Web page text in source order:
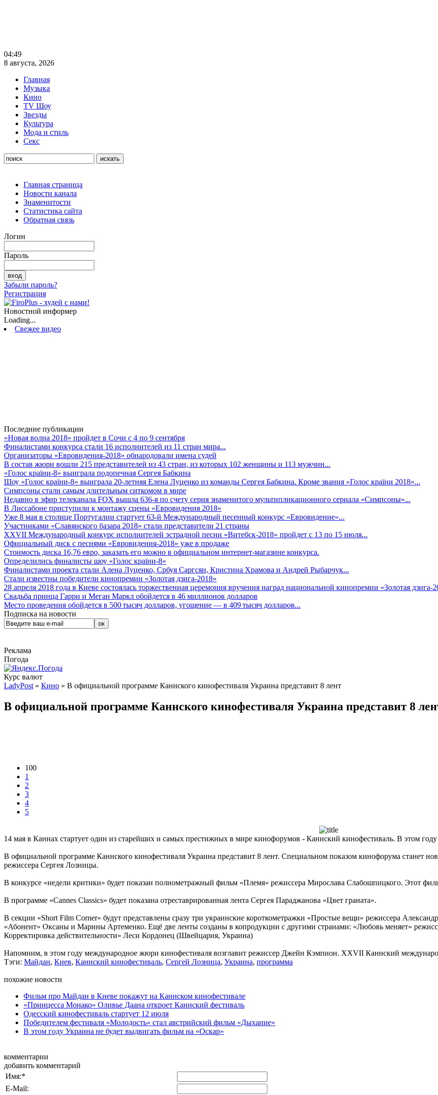
04:49
8 августа, 2026
Главная
Музыка
Кино
TV Шоу
Звезды
Культура
Мода и стиль
Секс
Главная страница
Новости канала
Знаменитости
Статистика сайта
Обратная связь
Логин
Пароль
Забыли пароль?
Регистрация
Новостной информер
Loading...
Свежее видео
Последние публикации
«Новая волна 2018» пройдет в Сочи с 4 по 9 сентября
Финалистами конкурса стали 16 исполнителей из 11 стран мира...
Организаторы «Евровидения-2018» обнародовали имена судей
В состав жюри вошли 215 представителей из 43 стран, из которых 102 женщины и 113 мужчин...
«Голос країни-8» выиграла подопечная Сергея Бабкина
Шоу «Голос країни-8» выиграла 20-летняя Елена Луценко из команды Сергея Бабкина. Кроме звания «Голос країни 2018»...
Симпсоны стали самым длительным ситкомом в мире
Недавно в эфир телеканала FOX вышла 636-я по счету серия знаменитого мультипликационного сериала «Симпсоны»...
В Лиссабоне приступили к монтажу сцены «Евровидения 2018»
Уже 8 мая в столице Португалии стартует 63-й Международный песенный конкурс «Евровидение»...
Участниками «Славянского базара 2018» стали представители 21 страны
XXVII Международный конкурс исполнителей эстрадной песни «Витебск-2018» пройдет с 13 по 15 июля...
Официальный диск с песнями «Евровидения-2018» уже в продаже
Стоимость диска 16,76 евро, заказать его можно в официальном интернет-магазине конкурса.
Определились финалисты шоу «Голос країни-8»
Финалистами проекта стали Алена Луценко, Србуя Саргсян, Кристина Храмова и Андрей Рыбарчук...
Стали известны победители кинопремии «Золотая дзига-2018»
28 апреля 2018 года в Киеве состоялась торжественная церемония вручения наград национальной кинопремии «Золотая дзига-
Свадьба принца Гарри и Меган Маркл обойдется в 46 миллионов долларов
Место проведения обойдется в 500 тысяч долларов, угощение — в 409 тысяч долларов...
Подписка на новости
Реклама
Погода
Курс валют
LadyPost » Кино » В официальной программе Каннского кинофестиваля Украина представит 8 лент
В официальной программе Каннского кинофестиваля Украина представит 8
100
1
2
3
4
5
14 мая в Каннах стартует один из старейших и самых престижных в мире кинофорумов - Каннский кинофестиваль. В этом
В официальной программе Каннского кинофестиваля Украина представит 8 лент. Специальном показом кинофорума станет
режиссера Сергея Лозницы.
В конкурсе «недели критики» будет показан полнометражный фильм «Племя» режиссера Мирослава Слабошпицкого. Этот
В программе «Cannes Classiсs» будет показана отреставрированная лента Сергея Параджанова «Цвет граната».
В секции «Short Film Corner» будут представлены сразу три украинские короткометражки «Простые вещи» режиссера
«Абонент» Оксаны и Марины Артеменко. Ещё две ленты созданы в копродукции с другими странами: «Любовь меняет»
Корректировка действительности» Леси Кордонец (Швейцария, Украина)
Напомним, в этом году международное жюри кинофестиваля возглавит режиссер Джейн Кэмпион. XXVII Каннский
Тэги: Майдан, Киев, Каннский кинофестиваль, Сергей Лозница, Украина, программа
похожие новости
Фильм про Майдан в Киеве покажут на Каннском кинофестивале
«Принцесса Монако» Оливье Даана откроет Каннский фестиваль
Одесский кинофестиваль стартует 12 июля
Победителем фестиваля «Молодость» стал австрийский фильм «Дыхание»
В этом году Украина не будет выдвигать фильм на «Оскар»
комментарии
добавить комментарий
Имя:*
E-Mail: